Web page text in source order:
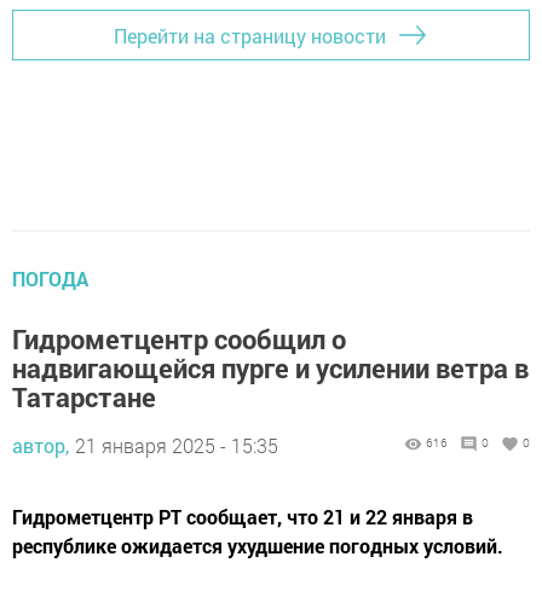
Перейти на страницу новости
ПОГОДА
Гидрометцентр сообщил о
надвигающейся пурге и усилении ветра в
Татарстане
автор, 21 января 2025 - 15:35 616 0 0
Гидрометцентр РТ сообщает, что 21 и 22 января в
республике ожидается ухудшение погодных условий.